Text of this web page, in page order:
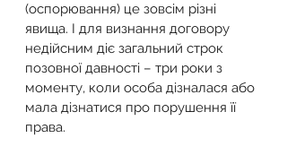
(оспорювання) це зовсім різні
явища. І для визнання договору
недійсним діє загальний строк
позовної давності – три роки з
моменту, коли особа дізналася або
мала дізнатися про порушення її
права.